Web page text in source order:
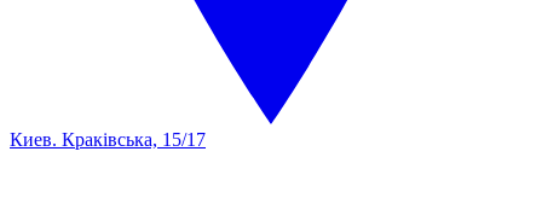
Киев. Краківська, 15/17